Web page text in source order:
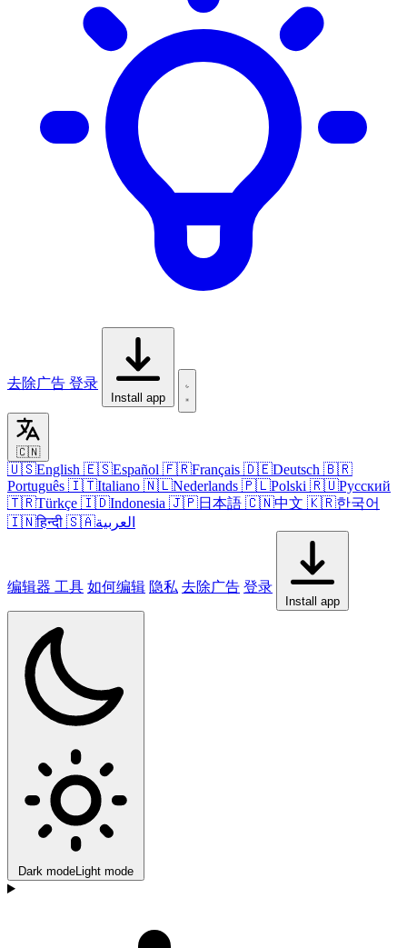
去除广告 登录
Install app
🇨🇳
🇺🇸English 🇪🇸Español 🇫🇷Français 🇩🇪Deutsch 🇧🇷
Português 🇮🇹Italiano 🇳🇱Nederlands 🇵🇱Polski 🇷🇺Русский
🇹🇷Türkçe 🇮🇩Indonesia 🇯🇵日本語 🇨🇳中文 🇰🇷한국어
🇮🇳हिन्दी 🇸🇦العربية
编辑器 工具 如何编辑 隐私 去除广告 登录
Install app
Dark modeLight mode